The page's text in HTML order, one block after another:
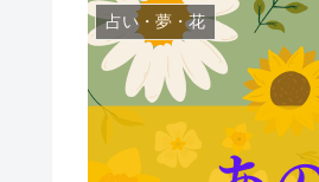
占い・夢・花